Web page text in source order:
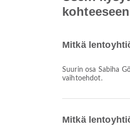
Mitkä
Suurin osa Sabiha
vaihtoehdot.
Mitkä